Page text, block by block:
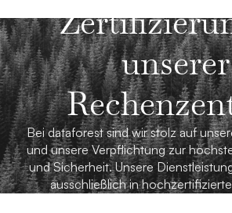
unserer
Bei dataforest sind wir stolz auf
und unsere Verpflichtung zur
und Sicherheit. Unsere
ausschließlich in